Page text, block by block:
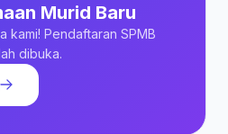
Murid Baru
kami! Pendaftaran SPMB
dibuka.